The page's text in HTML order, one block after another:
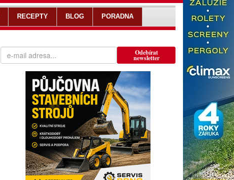
Odebírat
newsletter
RECEPTY BLOG PORADNA